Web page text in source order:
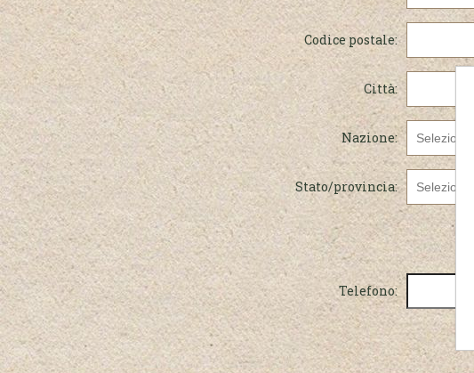
Codice postale:
Città:
Nazione:
Stato/provincia:
Telefono: